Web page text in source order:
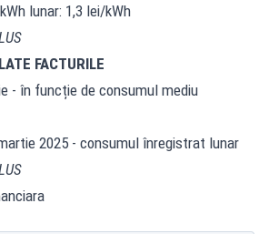
lunar: 1,3 lei/kWh
FACTURILE
- în funcție de consumul mediu
2025 - consumul înregistrat lunar